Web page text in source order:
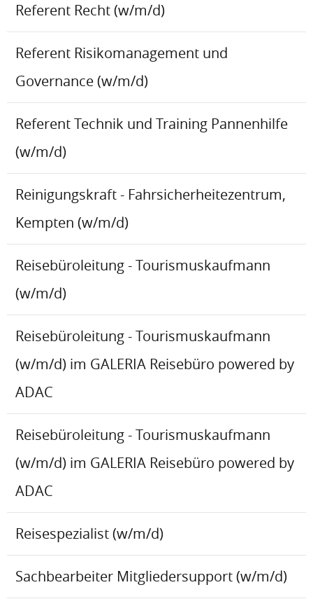
Referent Recht (w/m/d)
Referent Risikomanagement und
Governance (w/m/d)
Referent Technik und Training Pannenhilfe
(w/m/d)
Reinigungskraft - Fahrsicherheitezentrum,
Kempten (w/m/d)
Reisebüroleitung - Tourismuskaufmann
(w/m/d)
Reisebüroleitung - Tourismuskaufmann
(w/m/d) im GALERIA Reisebüro powered by
ADAC
Reisebüroleitung - Tourismuskaufmann
(w/m/d) im GALERIA Reisebüro powered by
ADAC
Reisespezialist (w/m/d)
Sachbearbeiter Mitgliedersupport (w/m/d)